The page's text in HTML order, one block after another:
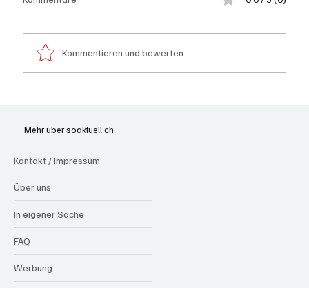
Kommentieren und bewerten...
Mehr über soaktuell.ch
Kontakt / Impressum
Über uns
In eigener Sache
FAQ
Werbung